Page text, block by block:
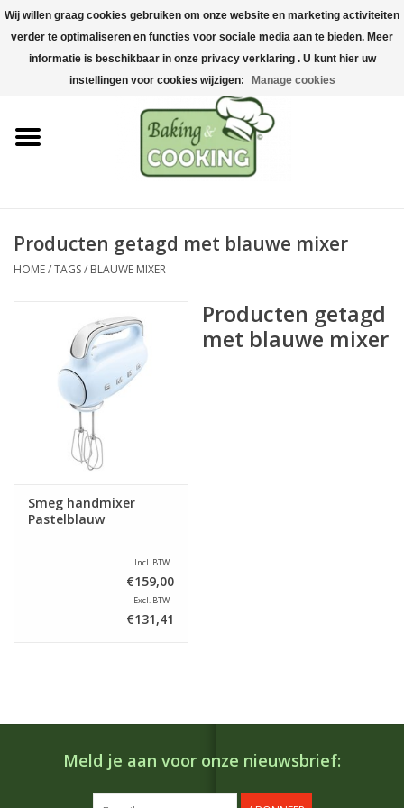
Home
Bak-& kookgerei
Machines & onderdelen
Chocolade & ijsbereiding
Hygiëne & opslag
Grondstoffen & Presentatie
Producten getagd met blauwe mixer
HOME/TAGS/ BLAUWE MIXER
Smeg handmixer
Pastelblauw
Incl. BTW
€159,00
Excl. BTW
€131,41
Producten getagd
met blauwe mixer
Meld je aan voor onze nieuwsbrief:
Wij willen graag cookies gebruiken om onze website en marketing activiteiten
verder te optimaliseren en functies voor sociale media aan te bieden. Meer
informatie is beschikbaar in onze privacy verklaring . U kunt hier uw
instellingen voor cookies wijzigen:
Manage cookies